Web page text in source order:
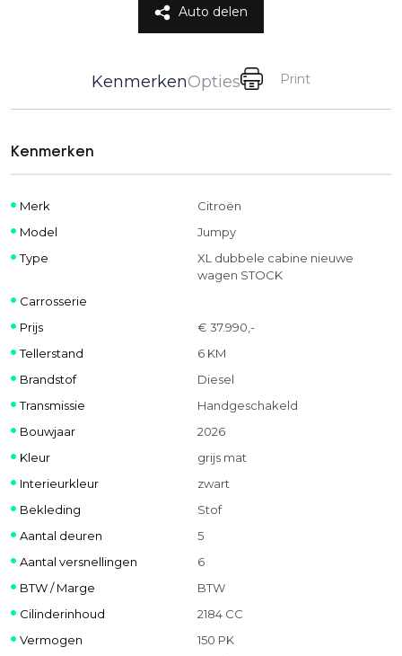
Auto delen
KenmerkenOpties Print
Kenmerken
Merk
Citroën
Model
Jumpy
Type
XL dubbele cabine nieuwe
wagen STOCK
Carrosserie
Prijs
€ 37.990,-
Tellerstand
6 KM
Brandstof
Diesel
Transmissie
Handgeschakeld
Bouwjaar
2026
Kleur
grijs mat
Interieurkleur
zwart
Bekleding
Stof
Aantal deuren
5
Aantal versnellingen
6
BTW / Marge
BTW
Cilinderinhoud
2184 CC
Vermogen
150 PK